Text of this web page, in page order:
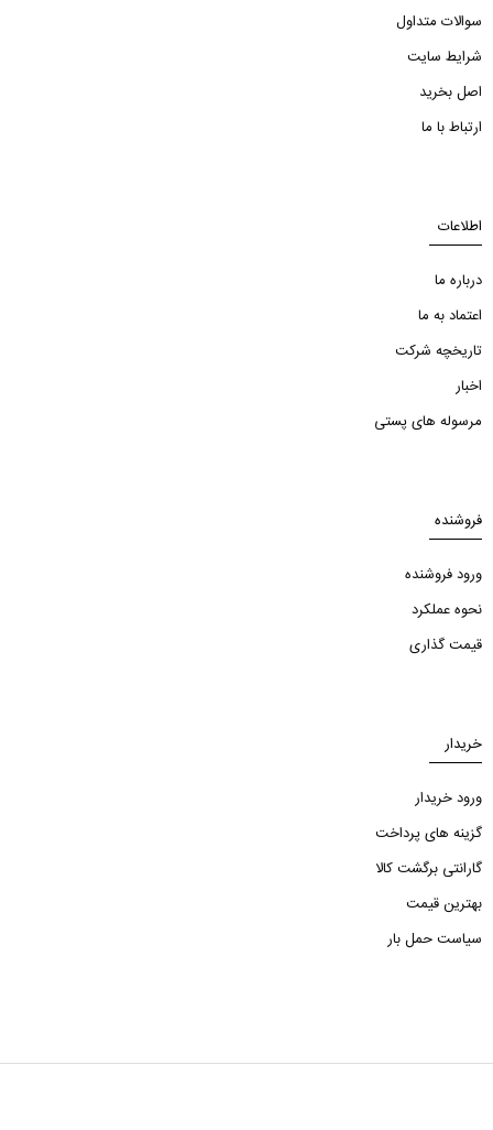
سوالات متداول
شرایط سایت
اصل بخرید
ارتباط با ما
اطلاعات
درباره ما
اعتماد به ما
تاریخچه شرکت
اخبار
مرسوله های پستی
فروشنده
ورود فروشنده
نحوه عملکرد
قیمت گذاری
خریدار
ورود خریدار
گزینه های پرداخت
گارانتی برگشت کالا
بهترین قیمت
سیاست حمل بار